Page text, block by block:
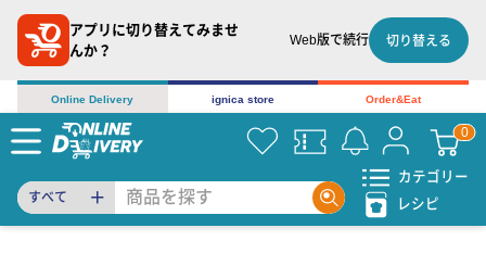
アプリに切り替えてみませ
んか？
Web版で続行 切り替える
Online Delivery ignica store Order&Eat
すべて
カテゴリー
レシピ